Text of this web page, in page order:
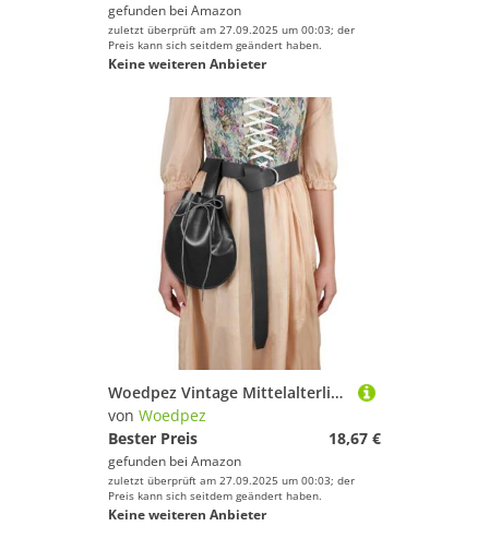
gefunden bei Amazon
zuletzt überprüft am 27.09.2025 um 00:03; der
Preis kann sich seitdem geändert haben.
Keine weiteren Anbieter
Woedpez Vintage Mittelalterliche Hüfttasche Hüfttasche Leder Mittelalterliche Geprägte Gürteltasche Beutel Gürtel Münztasche Vintage Beutel Tasche
von Woedpez
Bester Preis
18,67 €
gefunden bei Amazon
zuletzt überprüft am 27.09.2025 um 00:03; der
Preis kann sich seitdem geändert haben.
Keine weiteren Anbieter